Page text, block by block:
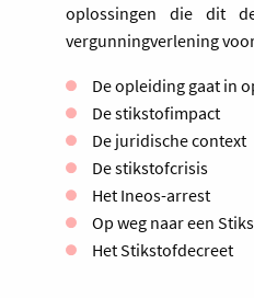
oplossingen die dit
vergunningverlening
De opleiding gaat in
De stikstofimpact
De juridische context
De stikstofcrisis
Het Ineos-arrest
Op weg naar een
Het Stikstofdecreet